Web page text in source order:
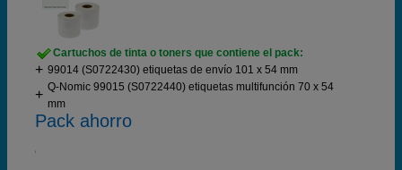
Cartuchos de tinta o toners que contiene el pack:
99014 (S0722430) etiquetas de envío 101 x 54 mm
Q-Nomic 99015 (S0722440) etiquetas multifunción 70 x 54
mm
Pack ahorro